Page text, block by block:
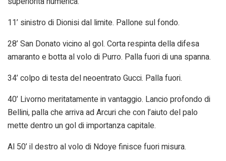
11’ sinistro di Dionisi dal limite. Pallone sul fondo.
28’ San Donato vicino al gol. Corta respinta della difesa
amaranto e botta al volo di Purro. Palla fuori di una spanna.
34’ colpo di testa del neoentrato Gucci. Palla fuori.
40’ Livorno meritatamente in vantaggio. Lancio profondo di
Bellini, palla che arriva ad Arcuri che con l’aiuto del palo
mette dentro un gol di importanza capitale.
Al 50’ il destro al volo di Ndoye finisce fuori misura.